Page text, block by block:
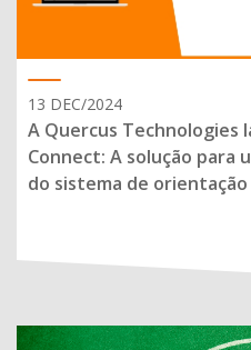
13 DEC/2024
A Quercus Technologies
Connect: A solução para
do sistema de